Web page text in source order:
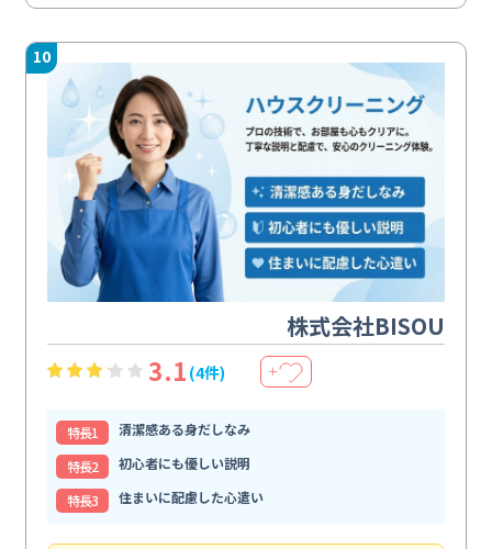
10
株式会社BISOU
3.1 (4件) ＋
特⻑1
清潔感ある身だしなみ
特⻑2
初心者にも優しい説明
特⻑3
住まいに配慮した心遣い